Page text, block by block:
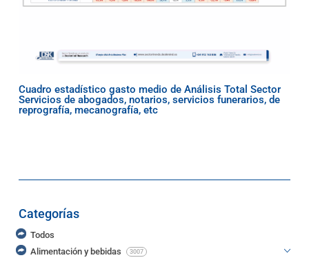
Cuadro estadístico gasto medio de Análisis Total Sector
Servicios de abogados, notarios, servicios funerarios, de
reprografía, mecanografía, etc
Categorías
Todos
Alimentación y bebidas
3007